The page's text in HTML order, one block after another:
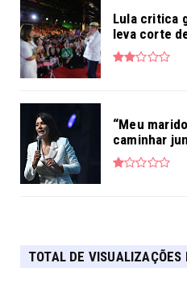
Lula critica
leva corte
“Meu
caminhar
TOTAL DE VISUALIZAÇÕES